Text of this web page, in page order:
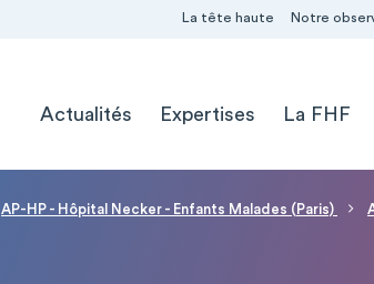
La tête haute Notre
Actualités
Expertises La FHF
AP-HP - Hôpital Necker - Enfants Malades (Paris)